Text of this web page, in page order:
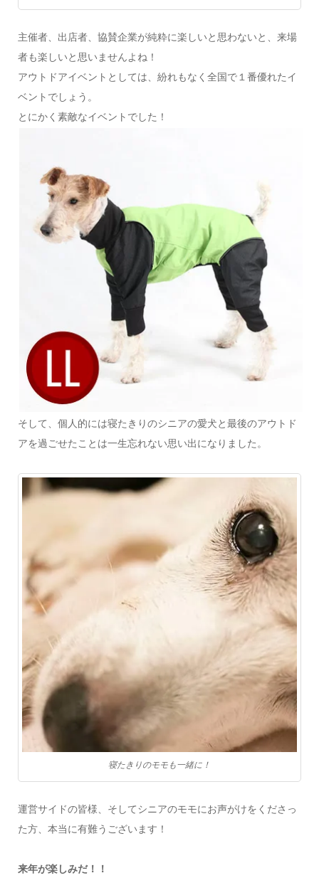
主催者、出店者、協賛企業が純粋に楽しいと思わないと、来場
者も楽しいと思いませんよね！
アウトドアイベントとしては、紛れもなく全国で１番優れたイ
ベントでしょう。
とにかく素敵なイベントでした！
そして、個人的には寝たきりのシニアの愛犬と最後のアウトド
アを過ごせたことは一生忘れない思い出になりました。
寝たきりのモモも一緒に！
運営サイドの皆様、そしてシニアのモモにお声がけをくださっ
た方、本当に有難うございます！
来年が楽しみだ！！